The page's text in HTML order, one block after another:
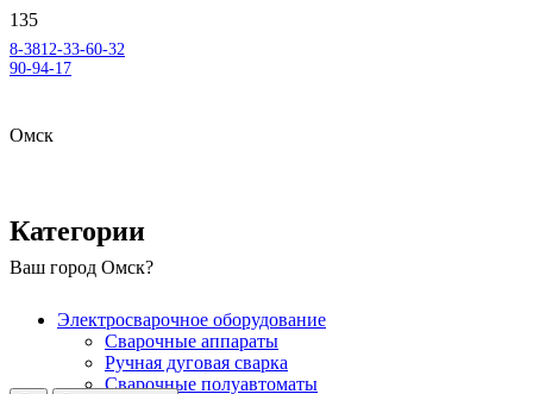
8-3812-33-60-32
90-94-17
Омск
Ваш город Омск?
Категории
Электросварочное оборудование
Сварочные аппараты
Ручная дуговая сварка
Сварочные полуавтоматы